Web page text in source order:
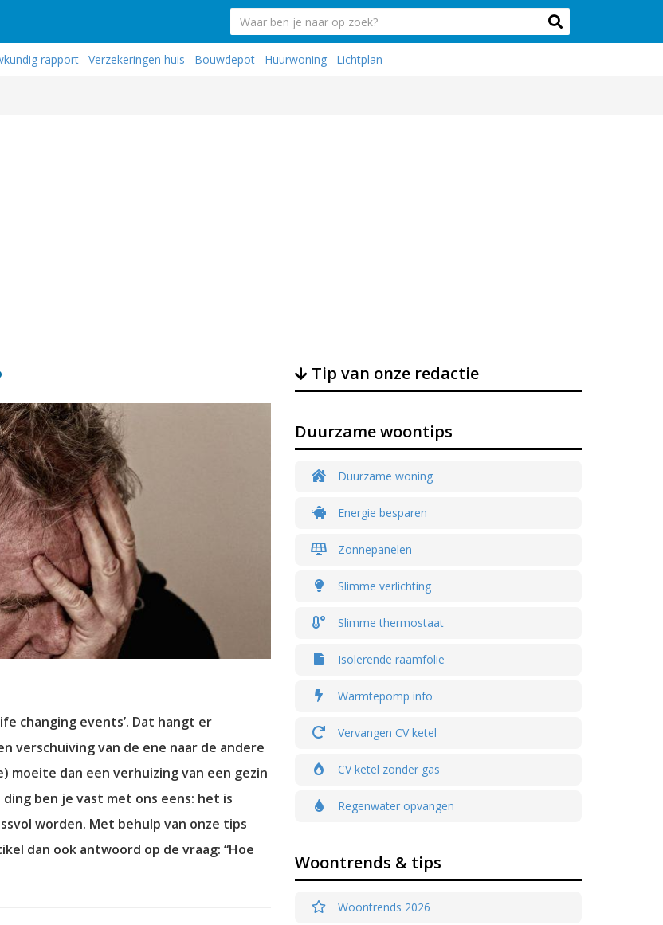
rapport Verzekeringen huis Bouwdepot Huurwoning Lichtplan
changing events’. Dat hangt er
verschuiving van de ene naar de andere
dan een verhuizing van een gezin
ben je vast met ons eens: het is
worden. Met behulp van onze tips
dan ook antwoord op de vraag: “Hoe
Tip van onze redactie
Duurzame woontips
Duurzame woning
Energie besparen
Zonnepanelen
Slimme verlichting
Slimme thermostaat
Isolerende raamfolie
Warmtepomp info
Vervangen CV ketel
CV ketel zonder gas
Regenwater opvangen
Woontrends & tips
Woontrends 2026